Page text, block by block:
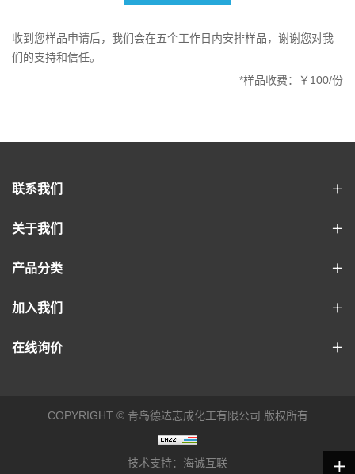
收到您样品申请后，我们会在五个工作日内安排样品，谢谢您对我
们的支持和信任。
*样品收费：￥100/份
联系我们
关于我们
产品分类
加入我们
在线询价
COPYRIGHT © 青岛德达志成化工有限公司 版权所有
技术支持：海诚互联